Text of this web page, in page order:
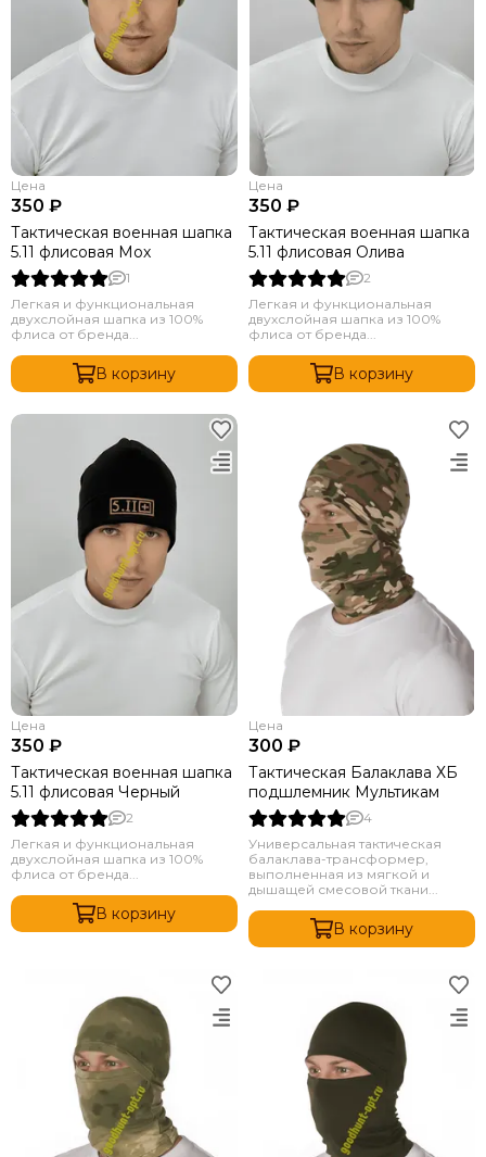
Цена
350 ₽
Тактическая военная шапка
5.11 флисовая Мох
1
Легкая и функциональная
двухслойная шапка из 100%
флиса от бренда...
В корзину
Цена
350 ₽
Тактическая военная шапка
5.11 флисовая Олива
2
Легкая и функциональная
двухслойная шапка из 100%
флиса от бренда...
В корзину
Цена
350 ₽
Тактическая военная шапка
5.11 флисовая Черный
2
Легкая и функциональная
двухслойная шапка из 100%
флиса от бренда...
В корзину
Цена
300 ₽
Тактическая Балаклава ХБ
подшлемник Мультикам
4
Универсальная тактическая
балаклава-трансформер,
выполненная из мягкой и
дышащей смесовой ткани...
В корзину